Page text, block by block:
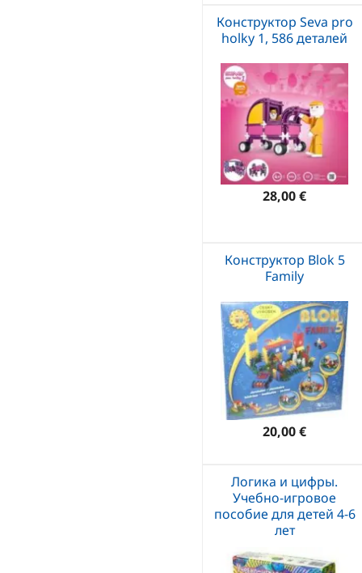
Конструктор Seva pro
holky 1, 586 деталей
28,00 €
Конструктор Blok 5
Family
20,00 €
Логика и цифры.
Учебно-игровое
пособие для детей 4-6
лет